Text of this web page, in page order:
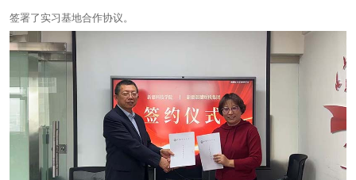
签署了实习基地合作协议。